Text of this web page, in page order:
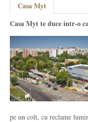
Casa Myt
Casa Myt te duce intr-o
pe un colt, cu reclame